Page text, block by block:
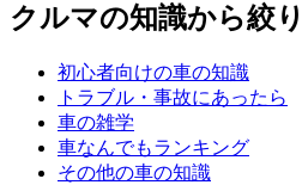
クルマの知識から絞
初心者向けの車の知識
トラブル・事故にあったら
車の雑学
車なんでもランキング
その他の車の知識